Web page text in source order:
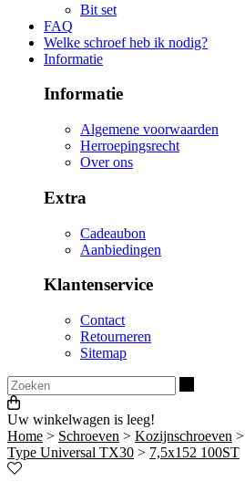
Bit set
FAQ
Welke schroef heb ik nodig?
Informatie
Informatie
Algemene voorwaarden
Herroepingsrecht
Over ons
Extra
Cadeaubon
Aanbiedingen
Klantenservice
Contact
Retourneren
Sitemap
Uw winkelwagen is leeg!
Home > Schroeven > Kozijnschroeven >
Type Universal TX30 > 7,5x152 100ST